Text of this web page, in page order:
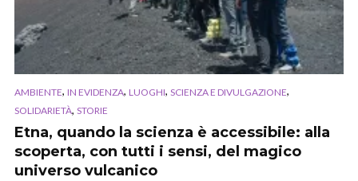
AMBIENTE, IN EVIDENZA, LUOGHI, SCIENZA E DIVULGAZIONE,
SOLIDARIETÀ, STORIE
Etna, quando la scienza è accessibile: alla
scoperta, con tutti i sensi, del magico
universo vulcanico